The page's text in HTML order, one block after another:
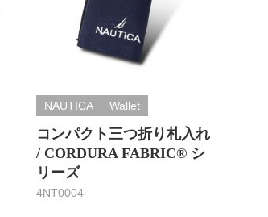
NAUTICA Wallet
コンパクト三つ折り札入れ
/ CORDURA FABRIC® シ
リーズ
4NT0004